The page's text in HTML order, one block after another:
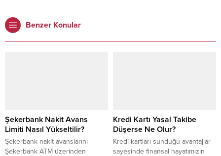
Benzer Konular
Şekerbank Nakit Avans
Limiti Nasıl Yükseltilir?
Şekerbank nakit avanslarını
Şekerbank ATM üzerinden
Kredi Kartı Yasal Takibe
Düşerse Ne Olur?
Kredi kartları sunduğu avantajlar
sayesinde finansal hayatımızın